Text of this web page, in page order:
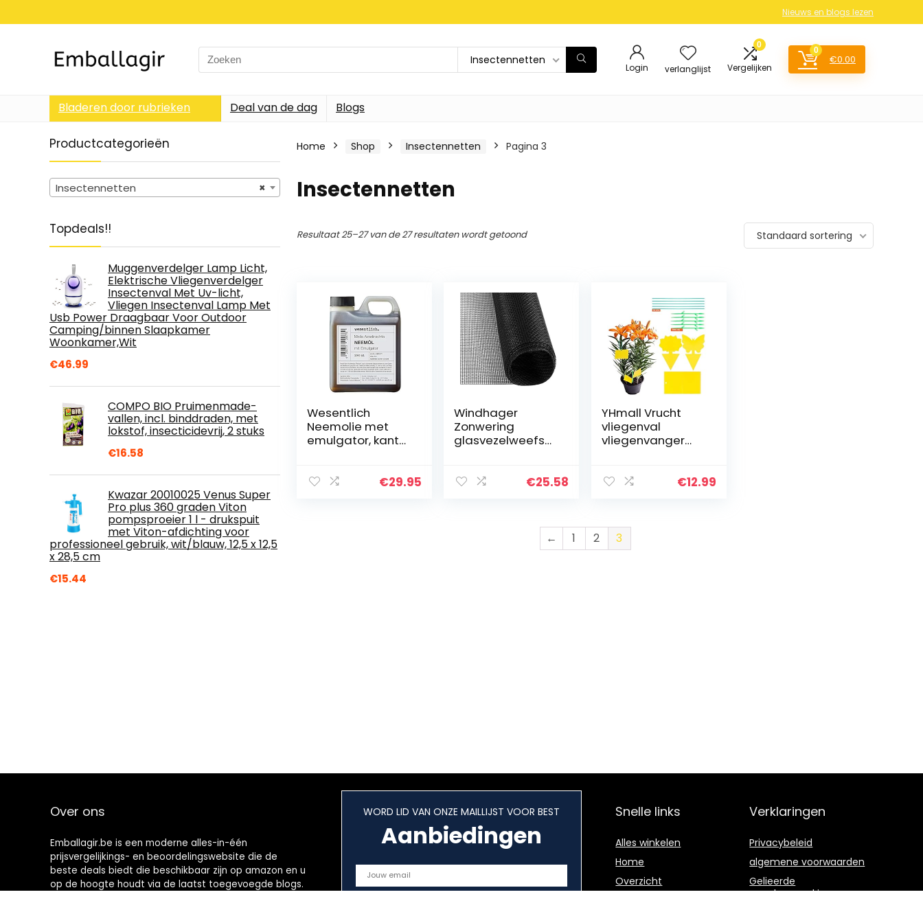
Nieuws en blogs lezen
Search
for:
Insectennetten
Login verlanglijst
0
Vergelijken
0
€0.00
Bladeren door rubrieken Deal van de dag Blogs
Productcategorieën
×
Insectennetten
Topdeals!!
Muggenverdelger Lamp Licht,
Elektrische Vliegenverdelger
Insectenval Met Uv-licht,
Vliegen Insectenval Lamp Met
Usb Power Draagbaar Voor Outdoor
Camping/binnen Slaapkamer
Woonkamer,Wit
€46.99
COMPO BIO Pruimenmade-
vallen, incl. binddraden, met
lokstof, insecticidevrij, 2 stuks
€16.58
Kwazar 20010025 Venus Super
Pro plus 360 graden Viton
pompsproeier 1 l - drukspuit
met Viton-afdichting voor
professioneel gebruik, wit/blauw, 12,5 x 12,5
x 28,5 cm
€15.44
Home Shop Insectennetten Pagina 3
Insectennetten
Resultaat 25–27 van de 27 resultaten wordt getoond Standaard sortering
Wesentlich
Neemolie met
emulgator, kant-
direct gebruik,
€29.95
Windhager
Zonwering
glasvezelweefsel,
insectenwerende
€25.58
YHmall Vrucht
vliegenval
vliegenvanger
bestrijding
tegen
rouwmuggen
fruitvliegen
€12.99
← 1 2 3
Over ons
Emballagir.be is een moderne alles-in-één
prijsvergelijkings- en beoordelingswebsite die de
beste deals biedt die beschikbaar zijn op amazon en u
op de hoogte houdt via de laatst toegevoegde blogs.
WORD LID VAN ONZE MAILLIJST VOOR BEST
Aanbiedingen
Snelle links
Alles winkelen
Home
Overzicht
Verklaringen
Privacybeleid
algemene voorwaarden
Gelieerde
openbaarmaking